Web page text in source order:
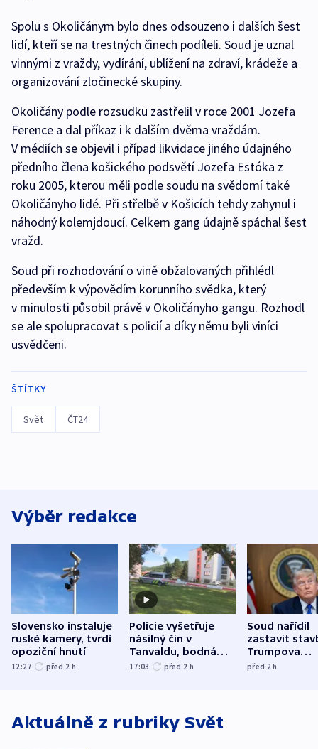
Spolu s Okoličánym bylo dnes odsouzeno i dalších šest
lidí, kteří se na trestných činech podíleli. Soud je uznal
vinnými z vraždy, vydírání, ublížení na zdraví, krádeže a
organizování zločinecké skupiny.
Okoličány podle rozsudku zastřelil v roce 2001 Jozefa
Ference a dal příkaz i k dalším dvěma vraždám.
V médiích se objevil i případ likvidace jiného údajného
předního člena košického podsvětí Jozefa Estóka z
roku 2005, kterou měli podle soudu na svědomí také
Okoličányho lidé. Při střelbě v Košicích tehdy zahynul i
náhodný kolemjdoucí. Celkem gang údajně spáchal šest
vražd.
Soud při rozhodování o vině obžalovaných přihlédl
především k výpovědím korunního svědka, který
v minulosti působil právě v Okoličányho gangu. Rozhodl
se ale spolupracovat s policií a díky němu byli viníci
usvědčeni.
ŠTÍTKY
Svět ČT24
Výběr redakce
Slovensko instaluje
ruské kamery, tvrdí
opoziční hnutí
12:27 před 2 h
Policie vyšetřuje
násilný čin v
Tanvaldu, bodná
zranění při něm
17:03 před 2 h
Soud nařídil
zastavit
Trumpova
tanečního
před 2h
Aktuálně z rubriky Svět